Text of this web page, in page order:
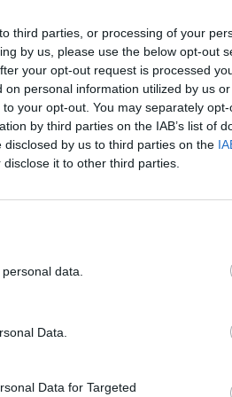
third parties, or processing of your
by us, please use the below opt-out
your opt-out request is processed
personal information utilized by us
your opt-out. You may separately
by third parties on the IAB’s list of
by us to third parties on the
it to other third parties.
data.
Data.
Data for Targeted
και η στήριξη της
μας, έθεσε τους